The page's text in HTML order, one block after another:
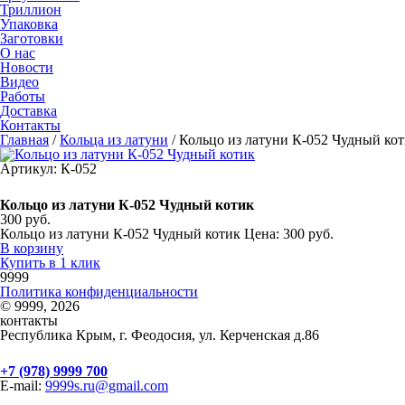
Триллион
Упаковка
Заготовки
О нас
Новости
Видео
Работы
Доставка
Контакты
Главная /Кольца из латуни /Кольцо из латуни К-052 Чудный
Артикул: К-052
Кольцо из латуни К-052 Чудный котик
300 руб.
Кольцо из латуни К-052 Чудный котик Цена: 300 руб.
В корзину
Купить в 1 клик
9999
Политика конфиденциальности
© 9999, 2026
контакты
Республика Крым, г. Феодосия, ул. Керченская д.86
+7 (978) 9999 700
E-mail: 9999s.ru@gmail.com